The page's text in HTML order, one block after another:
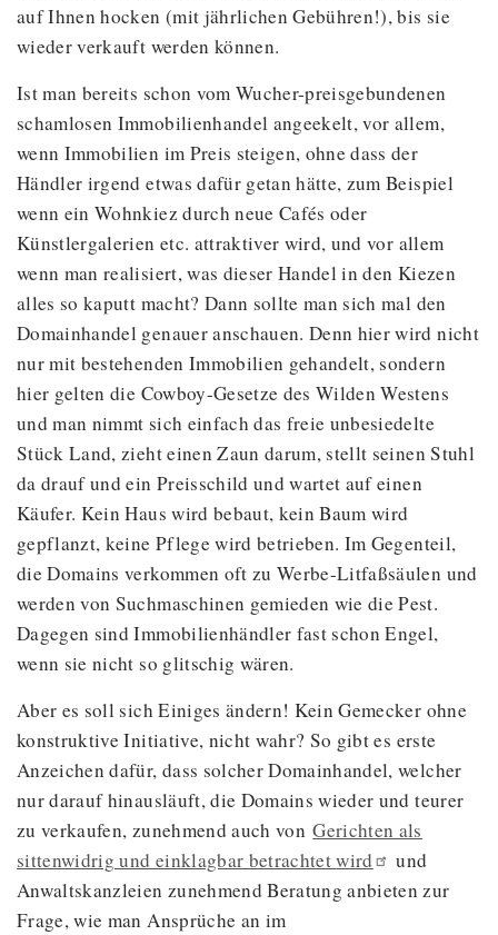
auf Ihnen hocken (mit jährlichen Gebühren!), bis sie
wieder verkauft werden können.
Ist man bereits schon vom Wucher-preisgebundenen
schamlosen Immobilienhandel angeekelt, vor allem,
wenn Immobilien im Preis steigen, ohne dass der
Händler irgend etwas dafür getan hätte, zum Beispiel
wenn ein Wohnkiez durch neue Cafés oder
Künstlergalerien etc. attraktiver wird, und vor allem
wenn man realisiert, was dieser Handel in den Kiezen
alles so kaputt macht? Dann sollte man sich mal den
Domainhandel genauer anschauen. Denn hier wird nicht
nur mit bestehenden Immobilien gehandelt, sondern
hier gelten die Cowboy-Gesetze des Wilden Westens
und man nimmt sich einfach das freie unbesiedelte
Stück Land, zieht einen Zaun darum, stellt seinen Stuhl
da drauf und ein Preisschild und wartet auf einen
Käufer. Kein Haus wird bebaut, kein Baum wird
gepflanzt, keine Pflege wird betrieben. Im Gegenteil,
die Domains verkommen oft zu Werbe-Litfaßsäulen und
werden von Suchmaschinen gemieden wie die Pest.
Dagegen sind Immobilienhändler fast schon Engel,
wenn sie nicht so glitschig wären.
Aber es soll sich Einiges ändern! Kein Gemecker ohne
konstruktive Initiative, nicht wahr? So gibt es erste
Anzeichen dafür, dass solcher Domainhandel, welcher
nur darauf hinausläuft, die Domains wieder und teurer
zu verkaufen, zunehmend auch vonGerichten als
sittenwidrig und einklagbar betrachtetwird
und
Anwaltskanzleien zunehmend Beratung anbieten zur
Frage, wie man Ansprüche an im